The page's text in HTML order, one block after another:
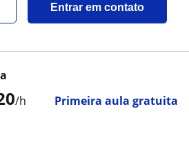
Entrar em contato
/h Primeira aula gratuita